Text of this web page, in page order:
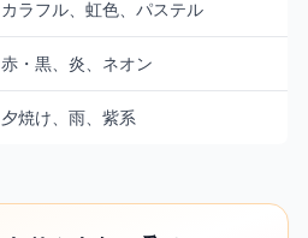
カラフル、虹色、パステル
赤・黒、炎、ネオン
夕焼け、雨、紫系